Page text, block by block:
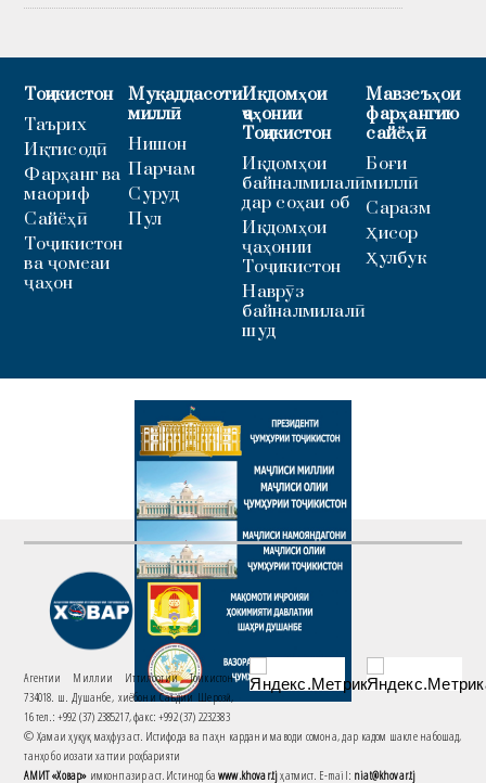
Тоҷикистон
Таърих
Иқтисодӣ
Фарҳанг ва
маориф
Сайёҳӣ
Тоҷикистон
ва ҷомеаи
ҷаҳон
Муқаддасоти
миллӣ
Нишон
Парчам
Суруд
Пул
Иқдомҳои
ҷаҳонии
Тоҷикистон
Иқдомҳои
байналмилалӣ
дар соҳаи об
Иқдомҳои
ҷаҳонии
Тоҷикистон
Наврӯз
байналмилалӣ
шуд
Мавзеъҳои
фарҳангию
сайёҳӣ
Боғи
миллӣ
Саразм
Ҳисор
Ҳулбук
Агентии Миллии Иттилоотии Тоҷикистон
734018. ш. Душанбе, хиёбони Саъдии Шерозӣ,
16 тел.: +992 (37) 2385217, факс: +992 (37) 2232383
© Ҳамаи ҳуқуқ маҳфуз аст. Истифода ва паҳн кардани маводи сомона, дар кадом шакле набошад,
танҳо бо иҷозати хаттии роҳбарияти
АМИТ «Ховар» имконпазир аст. Истинод баwww.khovar.tjҳатмист. E-mail: niat@khovar.tj